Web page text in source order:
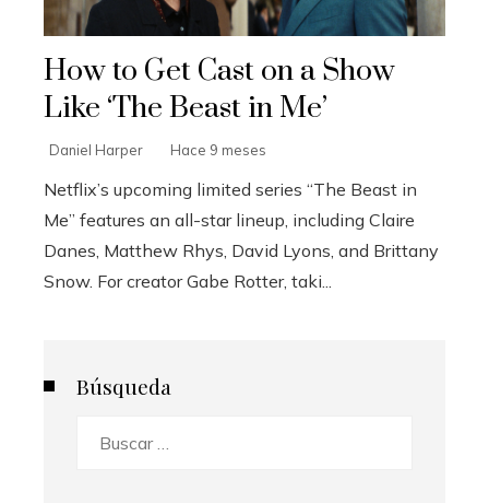
How to Get Cast on a Show
Like ‘The Beast in Me’
Daniel Harper Hace 9 meses
Netflix’s upcoming limited series “The Beast in
Me” features an all-star lineup, including Claire
Danes, Matthew Rhys, David Lyons, and Brittany
Snow. For creator Gabe Rotter, taki...
Búsqueda